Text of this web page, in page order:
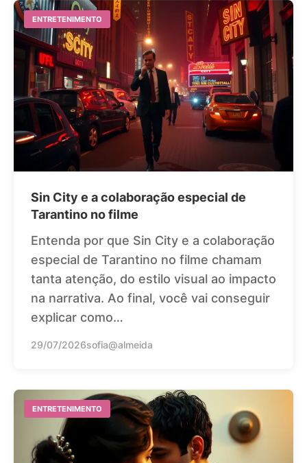
ENTRETENIMENTO
Sin City e a colaboração especial de
Tarantino no filme
Entenda por que Sin City e a colaboração
especial de Tarantino no filme chamam
tanta atenção, do estilo visual ao impacto
na narrativa. Ao final, você vai conseguir
explicar como…
29/07/2026sofia@almeida
ENTRETENIMENTO